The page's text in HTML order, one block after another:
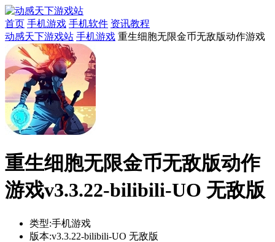
首页 手机游戏 手机软件 资讯教程
动感天下游戏站 手机游戏 重生细胞无限金币无敌版动作游戏
重生细胞无限金币无敌版动作
游戏v3.3.22-bilibili-UO 无敌版
类型:手机游戏
版本:v3.3.22-bilibili-UO 无敌版